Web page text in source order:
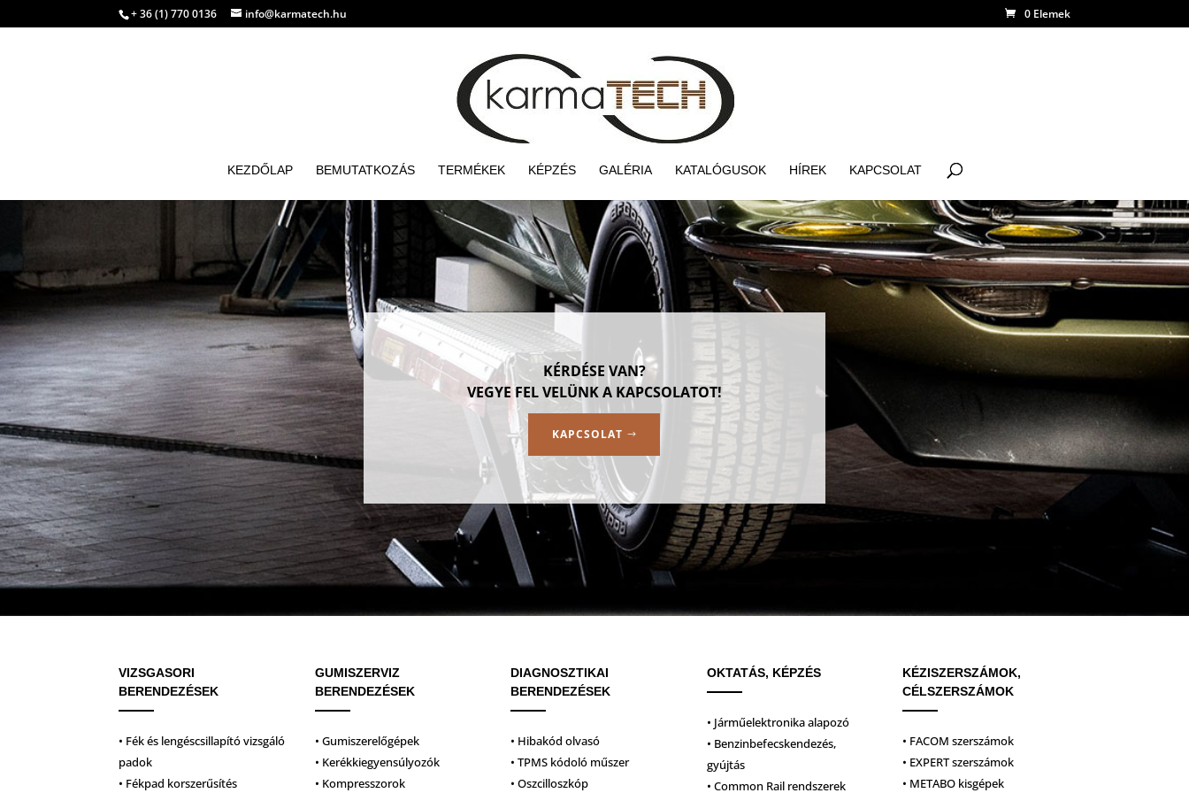
+ 36 (1) 770 0136 info@karmatech.hu 0 Elemek
KEZDŐLAP BEMUTATKOZÁS TERMÉKEK KÉPZÉS GALÉRIA KATALÓGUSOK HÍREK KAPCSOLAT
KÉRDÉSE VAN?
VEGYE FEL VELÜNK A KAPCSOLATOT!
KAPCSOLAT
VIZSGASORI
BERENDEZÉSEK
• Fék és lengéscsillapító vizsgáló
padok
• Fékpad korszerűsítés
GUMISZERVIZ
BERENDEZÉSEK
• Gumiszerelőgépek
• Kerékkiegyensúlyozók
• Kompresszorok
DIAGNOSZTIKAI
BERENDEZÉSEK
• Hibakód olvasó
• TPMS kódoló műszer
• Oszcilloszkóp
OKTATÁS, KÉPZÉS
• Járműelektronika alapozó
• Benzinbefecskendezés,
gyújtás
• Common Rail rendszerek
KÉZISZERSZÁMOK,
CÉLSZERSZÁMOK
• FACOM szerszámok
• EXPERT szerszámok
• METABO kisgépek